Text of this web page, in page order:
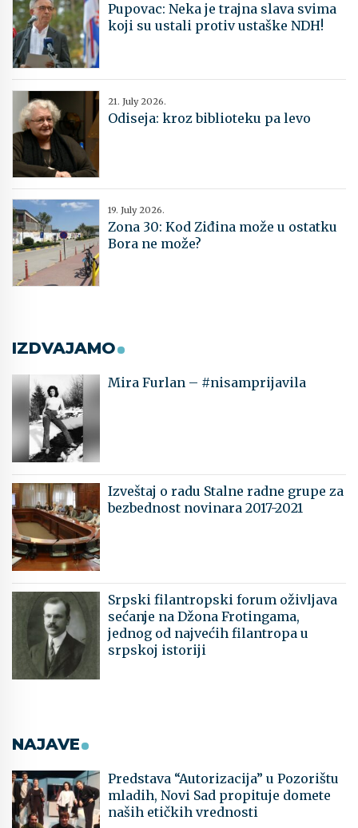
Pupovac: Neka je trajna slava svima
koji su ustali protiv ustaške NDH!
21. July 2026.
Odiseja: kroz biblioteku pa levo
19. July 2026.
Zona 30: Kod Ziđina može u ostatku
Bora ne može?
IZDVAJAMO
Mira Furlan – #nisamprijavila
Izveštaj o radu Stalne radne grupe za
bezbednost novinara 2017-2021
Srpski filantropski forum oživljava
sećanje na Džona Frotingama,
jednog od najvećih filantropa u
srpskoj istoriji
NAJAVE
Predstava “Autorizacija” u Pozorištu
mladih, Novi Sad propituje domete
naših etičkih vrednosti